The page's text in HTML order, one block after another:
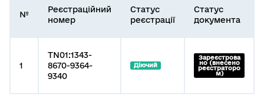
№
Реєстраційний
номер
Статус
реєстрації
Статус
документа
1
TN01:1343-
8670-9364-
9340
Діючий
Зареєстрова
но (внесено
реєстраторо
м)